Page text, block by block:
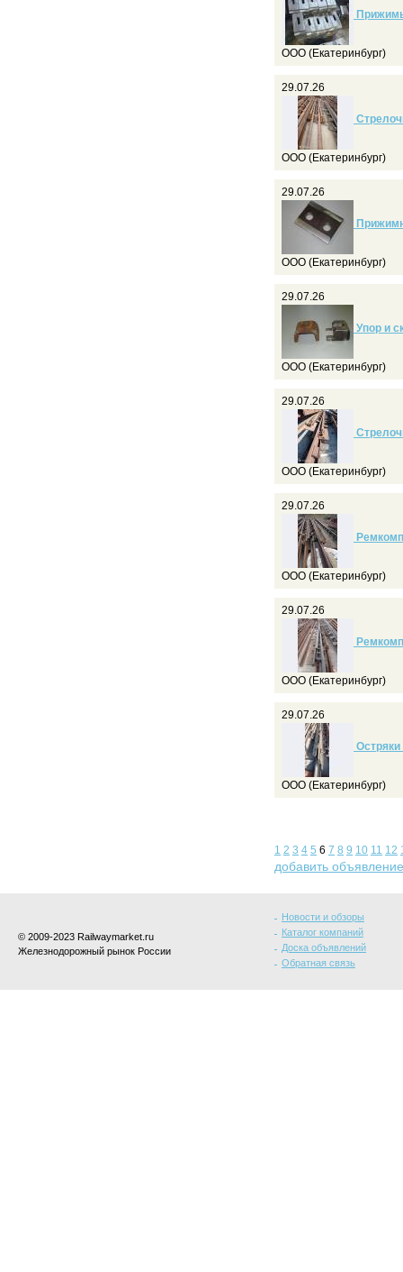
ООО (Екатеринбург)
29.07.26
ООО (Екатеринбург)
29.07.26
ООО (Екатеринбург)
29.07.26
Упор и
ООО (Екатеринбург)
29.07.26
ООО (Екатеринбург)
29.07.26
ООО (Екатеринбург)
29.07.26
ООО (Екатеринбург)
29.07.26
Остряки
ООО (Екатеринбург)
1 2 3 4 5 6 7 8 9 10 11 12
добавить объявление
© 2009-2023 Railwaymarket.ru
Железнодорожный рынок России
Новости и обзоры
Каталог компаний
Доска объявлений
Обратная связь